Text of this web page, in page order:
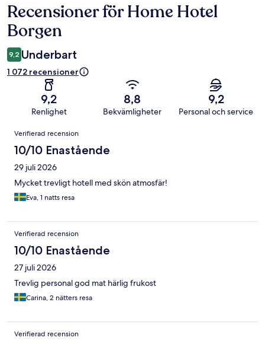
Recensioner
Recensioner för Home Hotel
Borgen
9,2 Underbart
1 072 recensioner
9,2
Renlighet
8,8
Bekvämligheter
9,2
Personal och service
Recensioner
Verifierad recension
10/10 Enastående
29 juli 2026
Mycket trevligt hotell med skön atmosfär!
Eva, 1 natts resa
Verifierad recension
10/10 Enastående
27 juli 2026
Trevlig personal god mat härlig frukost
Carina, 2 nätters resa
Verifierad recension